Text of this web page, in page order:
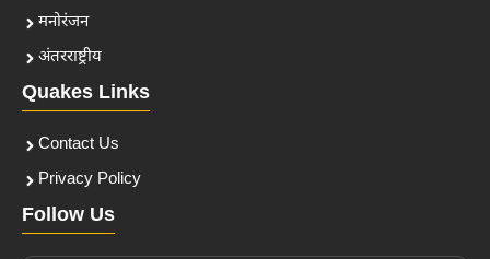
मनोरंजन
अंतरराष्ट्रीय
Quakes Links
Contact Us
Privacy Policy
Follow Us